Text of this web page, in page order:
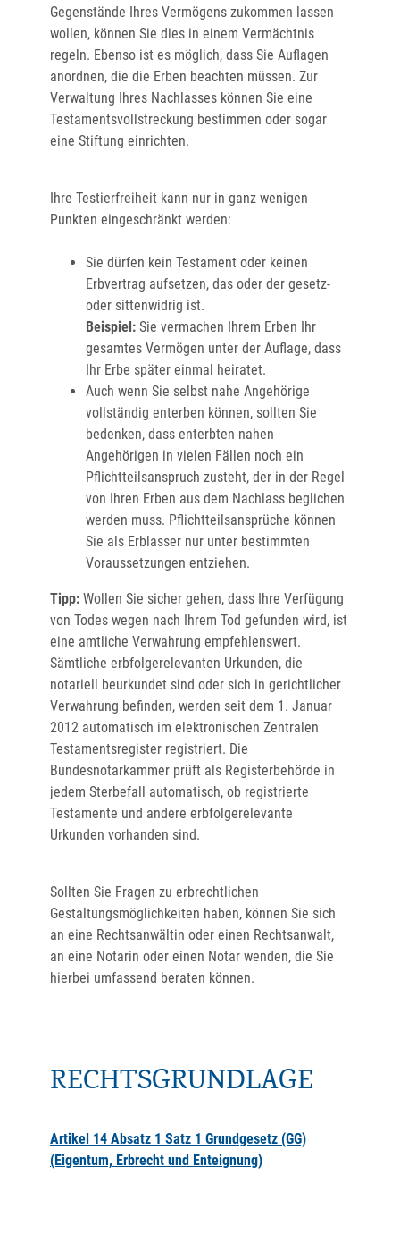
Gegenstände Ihres Vermögens zukommen lassen
wollen, können Sie dies in einem Vermächtnis
regeln. Ebenso ist es möglich, dass Sie Auflagen
anordnen, die die Erben beachten müssen. Zur
Verwaltung Ihres Nachlasses können Sie eine
Testamentsvollstreckung bestimmen oder sogar
eine Stiftung einrichten.
Ihre Testierfreiheit kann nur in ganz wenigen
Punkten eingeschränkt werden:
Sie dürfen kein Testament oder keinen
Erbvertrag aufsetzen, das oder der gesetz-
oder sittenwidrig ist.
Beispiel: Sie vermachen Ihrem Erben Ihr
gesamtes Vermögen unter der Auflage, dass
Ihr Erbe später einmal heiratet.
Auch wenn Sie selbst nahe Angehörige
vollständig enterben können, sollten Sie
bedenken, dass enterbten nahen
Angehörigen in vielen Fällen noch ein
Pflichtteilsanspruch zusteht, der in der Regel
von Ihren Erben aus dem Nachlass beglichen
werden muss. Pflichtteilsansprüche können
Sie als Erblasser nur unter bestimmten
Voraussetzungen entziehen.
Tipp: Wollen Sie sicher gehen, dass Ihre Verfügung
von Todes wegen nach Ihrem Tod gefunden wird, ist
eine amtliche Verwahrung empfehlenswert.
Sämtliche erbfolgerelevanten Urkunden, die
notariell beurkundet sind oder sich in gerichtlicher
Verwahrung befinden, werden seit dem 1. Januar
2012 automatisch im elektronischen Zentralen
Testamentsregister registriert. Die
Bundesnotarkammer prüft als Registerbehörde in
jedem Sterbefall automatisch, ob registrierte
Testamente und andere erbfolgerelevante
Urkunden vorhanden sind.
Sollten Sie Fragen zu erbrechtlichen
Gestaltungsmöglichkeiten haben, können Sie sich
an eine Rechtsanwältin oder einen Rechtsanwalt,
an eine Notarin oder einen Notar wenden, die Sie
hierbei umfassend beraten können.
RECHTSGRUNDLAGE
Artikel 14 Absatz 1 Satz 1 Grundgesetz (GG)
(Eigentum, Erbrecht und Enteignung)